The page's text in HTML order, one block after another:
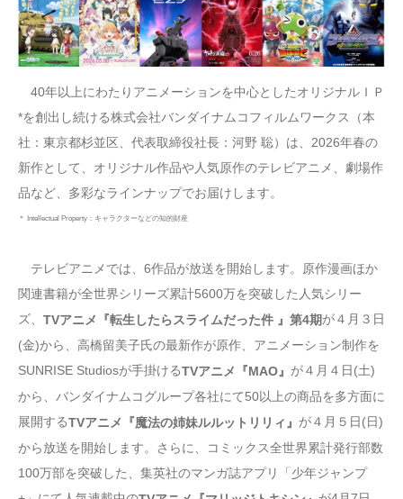
40年以上にわたりアニメーションを中心としたオリジナルＩＰ
*を創出し続ける株式会社バンダイナムコフィルムワークス（本
社：東京都杉並区、代表取締役社長：河野 聡）は、2026年春の
新作として、オリジナル作品や人気原作のテレビアニメ、劇場作
品など、多彩なラインナップでお届けします。
＊ Intellectual Property：キャラクターなどの知的財産
テレビアニメでは、6作品が放送を開始します。原作漫画ほか
関連書籍が全世界シリーズ累計5600万を突破した人気シリー
ズ、 TVアニメ『転生したらスライムだった件 』第4期が４月３日
(金)から、高橋留美子氏の最新作が原作、アニメーション制作を
SUNRISE Studiosが手掛けるTVアニメ『MAO』 が４月４日(土)
から、バンダイナムコグループ各社にて50以上の商品を多方面に
展開するTVアニメ『魔法の姉妹ルルットリリィ』 が４月５日(日)
から放送を開始します。さらに、コミックス全世界累計発行部数
100万部を突破した、集英社のマンガ誌アプリ「少年ジャンプ